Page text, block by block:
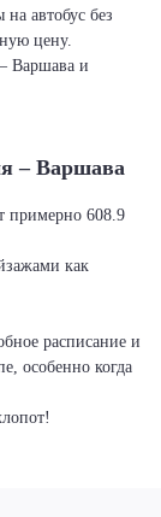
автобус без
цену.
Варшава и
– Варшава
примерно 608.9
как
расписание и
особенно когда